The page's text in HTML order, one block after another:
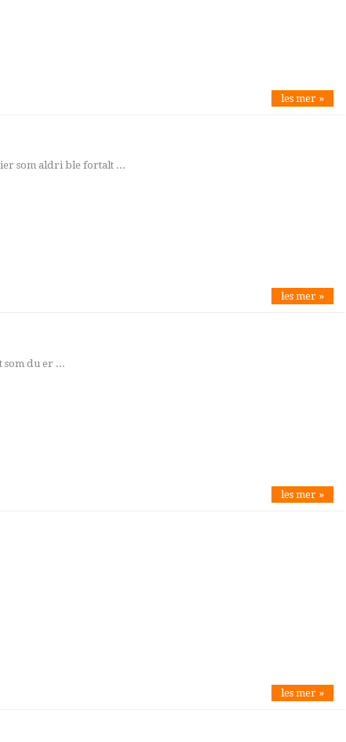
les mer »
som aldri ble fortalt ...
les mer »
du er ...
les mer »
les mer »